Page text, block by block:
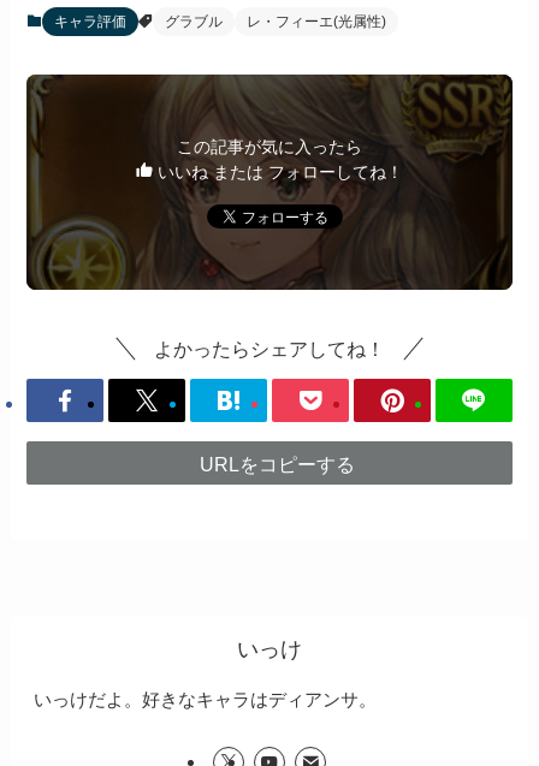
キャラ評価 グラブル レ・フィーエ(光属性)
この記事が気に入ったら
いいね または フォローしてね！
よかったらシェアしてね！
URLをコピーする
いっけ
いっけだよ。好きなキャラはディアンサ。